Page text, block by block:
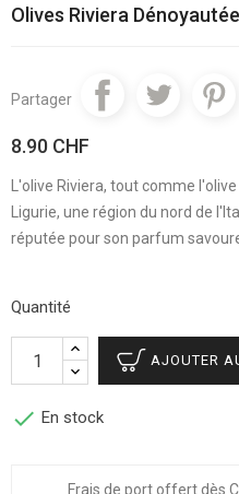
Olives Riviera
Partager
8.90 CHF
L'olive Riviera, tout comme
Ligurie, une région du nord de
réputée pour son parfum
Quantité
AJOUTER
 En stock
Frais de port offert dès